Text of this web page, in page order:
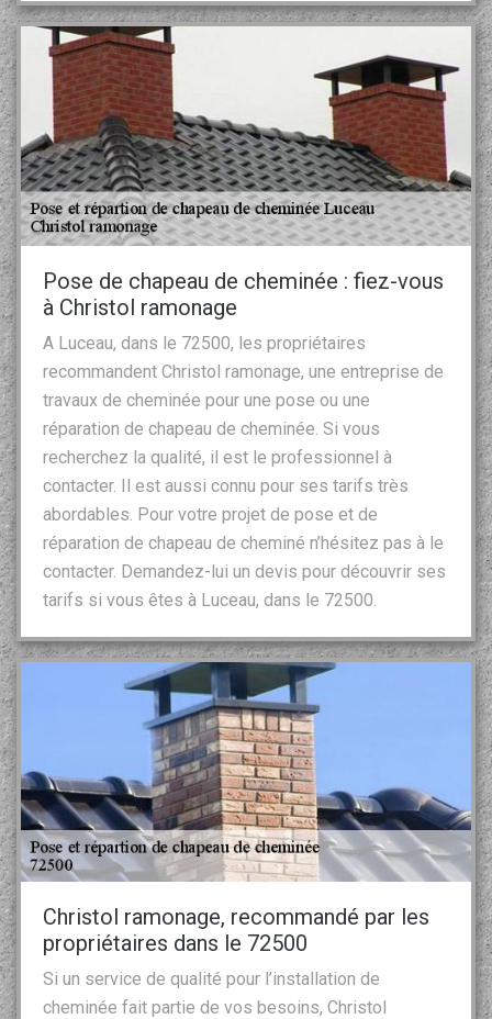
Pose de chapeau de cheminée : fiez-vous
à Christol ramonage
A Luceau, dans le 72500, les propriétaires
recommandent Christol ramonage, une entreprise de
travaux de cheminée pour une pose ou une
réparation de chapeau de cheminée. Si vous
recherchez la qualité, il est le professionnel à
contacter. Il est aussi connu pour ses tarifs très
abordables. Pour votre projet de pose et de
réparation de chapeau de cheminé n’hésitez pas à le
contacter. Demandez-lui un devis pour découvrir ses
tarifs si vous êtes à Luceau, dans le 72500.
Christol ramonage, recommandé par les
propriétaires dans le 72500
Si un service de qualité pour l’installation de
cheminée fait partie de vos besoins, Christol